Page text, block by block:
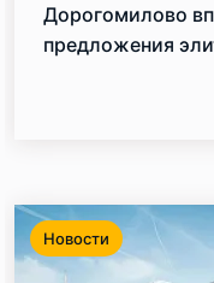
Дорогомилово
предложения
Новости